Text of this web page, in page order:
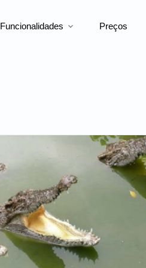
Funcionalidades expand_more Preços